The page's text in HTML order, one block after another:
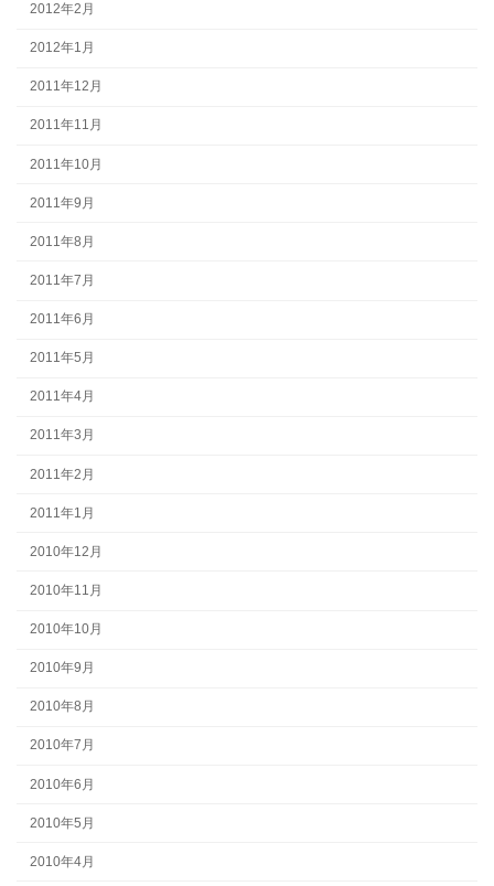
2012年2月
2012年1月
2011年12月
2011年11月
2011年10月
2011年9月
2011年8月
2011年7月
2011年6月
2011年5月
2011年4月
2011年3月
2011年2月
2011年1月
2010年12月
2010年11月
2010年10月
2010年9月
2010年8月
2010年7月
2010年6月
2010年5月
2010年4月